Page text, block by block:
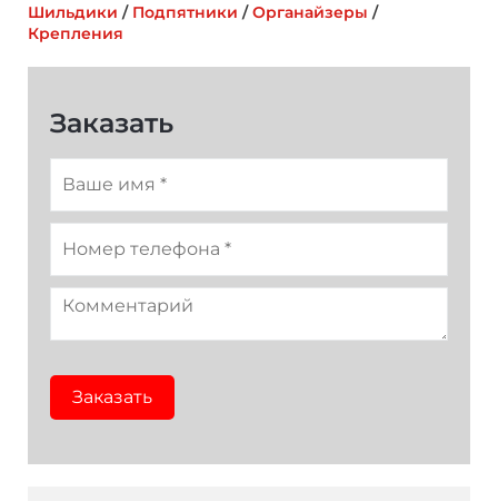
Фиолетовый
Шильдики / Подпятники /Органайзеры /
Крепления
Заказать
Заказать